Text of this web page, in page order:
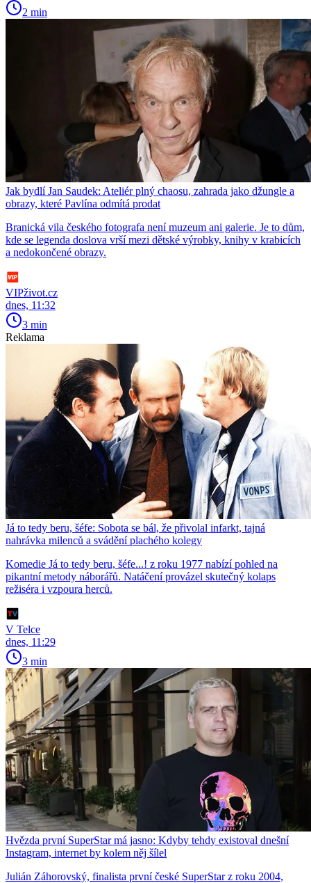
2 min
Jak bydlí Jan Saudek: Ateliér plný chaosu, zahrada jako džungle a
obrazy, které Pavlína odmítá prodat
Branická vila českého fotografa není muzeum ani galerie. Je to dům,
kde se legenda doslova vrší mezi dětské výrobky, knihy v krabicích
a nedokončené obrazy.
VIPživot.cz
dnes, 11:32
3 min
Reklama
Já to tedy beru, šéfe: Sobota se bál, že přivolal infarkt, tajná
nahrávka milenců a svádění plachého kolegy
Komedie Já to tedy beru, šéfe...! z roku 1977 nabízí pohled na
pikantní metody náborářů. Natáčení provázel skutečný kolaps
režiséra i vzpoura herců.
V Telce
dnes, 11:29
3 min
Hvězda první SuperStar má jasno: Kdyby tehdy existoval dnešní
Instagram, internet by kolem něj šílel
Julián Záhorovský, finalista první české SuperStar z roku 2004,